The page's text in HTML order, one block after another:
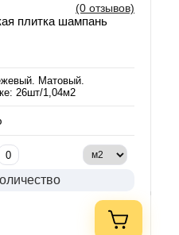
(0 отзывов)
плитка шампань
Матовый.
26шт/1,04м2